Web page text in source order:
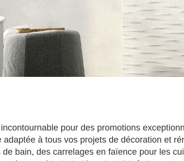
pour des promotions
à tous vos projets de décoration et
bain, des carrelages en faïence pour les